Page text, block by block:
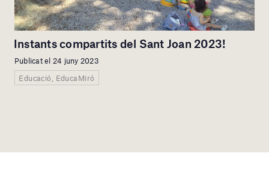
Instants compartits del Sant Joan 2023!
Publicat el 24 juny 2023
Educació, EducaMiró